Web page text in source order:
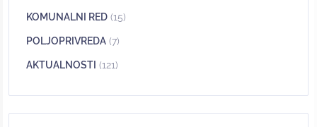
KOMUNALNI RED (15)
POLJOPRIVREDA (7)
AKTUALNOSTI (121)